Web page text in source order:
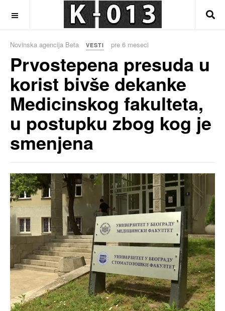
Novinska agencija Beta VESTI pre 6 meseci
Prvostepena presuda u
korist bivše dekanke
Medicinskog fakulteta,
u postupku zbog kog je
smenjena